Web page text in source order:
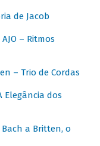
de Jacob
AJO – Ritmos
– Trio de Cordas
Elegância dos
Bach a Britten, o